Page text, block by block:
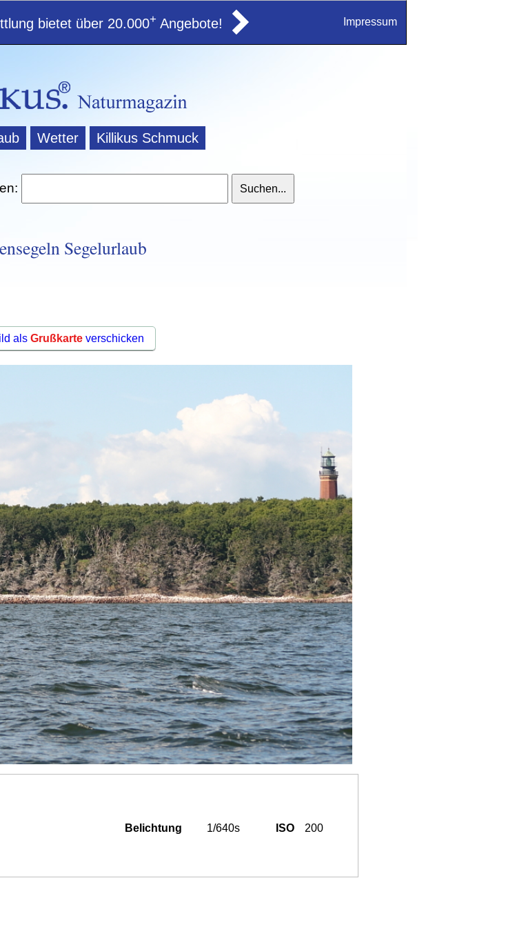
bietet über 20.000+ Angebote! Impressum
Wetter Killikus Schmuck
Segelurlaub
als Grußkarteverschicken
Belichtung 1/640s ISO
200